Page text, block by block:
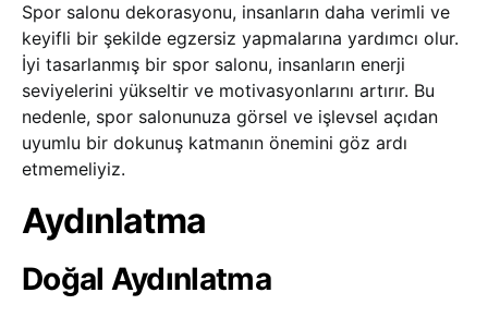
Spor salonu dekorasyonu, insanların daha verimli ve
keyifli bir şekilde egzersiz yapmalarına yardımcı olur.
İyi tasarlanmış bir spor salonu, insanların enerji
seviyelerini yükseltir ve motivasyonlarını artırır. Bu
nedenle, spor salonunuza görsel ve işlevsel açıdan
uyumlu bir dokunuş katmanın önemini göz ardı
etmemeliyiz.
Aydınlatma
Doğal Aydınlatma